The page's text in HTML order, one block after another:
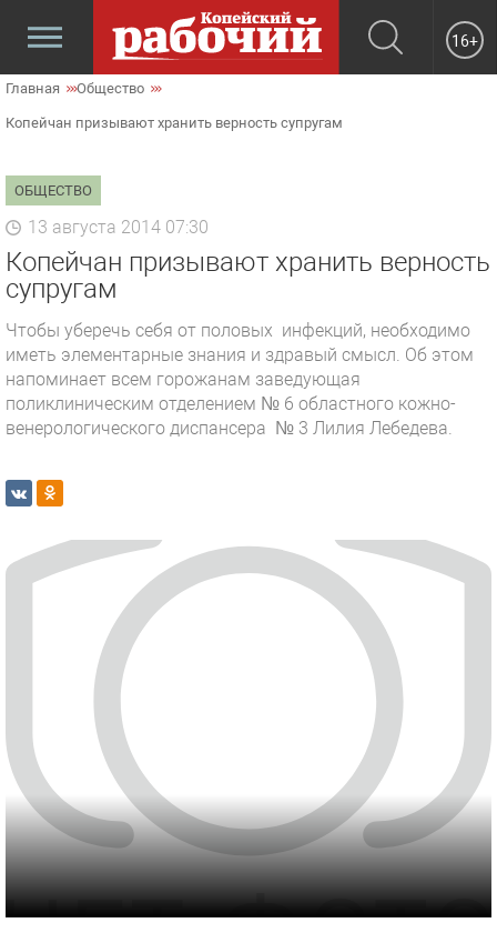
16+
Главная Общество
Копейчан призывают хранить верность супругам
ОБЩЕСТВО
13 августа 2014 07:30
Копейчан призывают хранить верность
супругам
Чтобы уберечь себя от половых инфекций, необходимо
иметь элементарные знания и здравый смысл. Об этом
напоминает всем горожанам заведующая
поликлиническим отделением № 6 областного кожно-
венерологического диспансера № 3 Лилия Лебедева.